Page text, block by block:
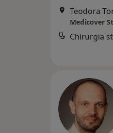
Teodora
Medicover
Chirurgia